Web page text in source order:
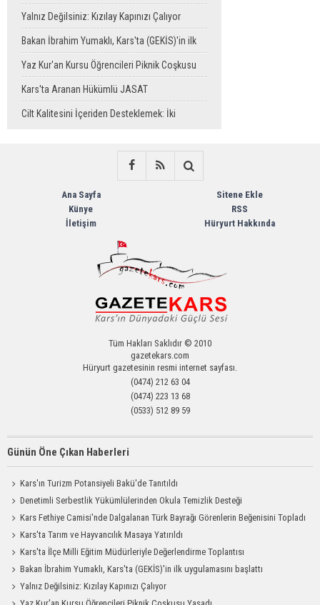
Değerlendirme Toplantısı
Yalnız Değilsiniz: Kızılay Kapınızı Çalıyor
Bakan İbrahim Yumaklı, Kars'ta (GEKİS)'in ilk
uygulamasını başlattı
Yaz Kur'an Kursu Öğrencileri Piknik Coşkusu
Yaşadı
Kars'ta Aranan Hükümlü JASAT
Operasyonuyla Yakalandı
Cilt Kalitesini İçeriden Desteklemek: İki
Ana Sayfa
Künye
İletişim
Sitene Ekle
RSS
Hüryurt Hakkında
Tüm Hakları Saklıdır © 2010
gazetekars.com
Hüryurt gazetesinin resmi internet sayfası.
(0474) 212 63 04
(0474) 223 13 68
(0533) 512 89 59
Günün Öne Çıkan Haberleri
Kars'ın Turizm Potansiyeli Bakü'de Tanıtıldı
Denetimli Serbestlik Yükümlülerinden Okula Temizlik Desteği
Kars Fethiye Camisi'nde Dalgalanan Türk Bayrağı Görenlerin Beğenisini Topladı
Kars'ta Tarım ve Hayvancılık Masaya Yatırıldı
Kars'ta İlçe Milli Eğitim Müdürleriyle Değerlendirme Toplantısı
Bakan İbrahim Yumaklı, Kars'ta (GEKİS)'in ilk uygulamasını başlattı
Yalnız Değilsiniz: Kızılay Kapınızı Çalıyor